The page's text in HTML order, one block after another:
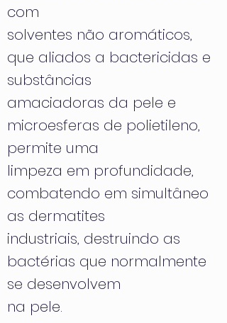
com
solventes não aromáticos,
que aliados a bactericidas e
substâncias
amaciadoras da pele e
microesferas de polietileno,
permite uma
limpeza em profundidade,
combatendo em simultâneo
as dermatites
industriais, destruindo as
bactérias que normalmente
se desenvolvem
na pele.